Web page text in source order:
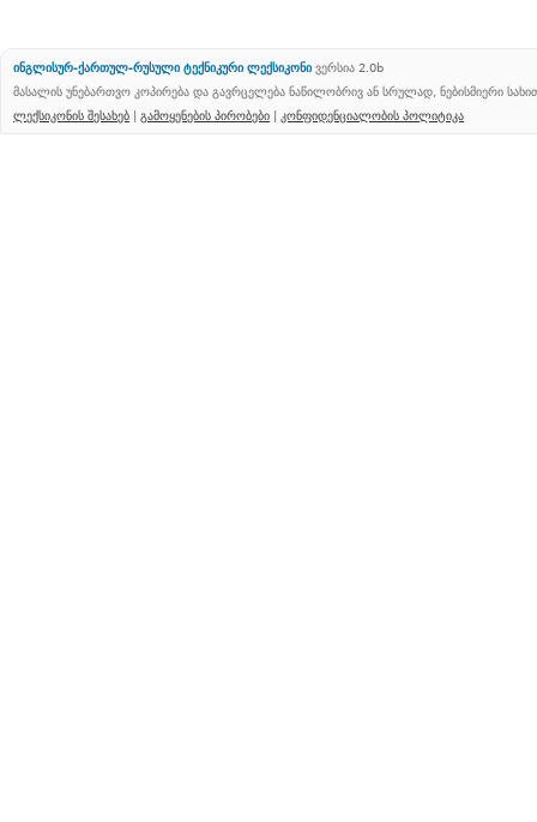
ინგლისურ-ქართულ-რუსული ტექნიკური ლექსიკონი ვერსია 2.0b
მასალის უნებართვო კოპირება და გავრცელება ნაწილობრივ ან სრულად, ნებისმიერი
ლექსიკონის შესახებ | გამოყენების პირობები | კონფიდენციალობის პოლიტიკა